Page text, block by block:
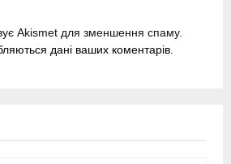
Akismet для зменшення спаму.
дані ваших коментарів.